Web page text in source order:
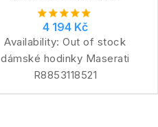
4 194 Kč
Availability:Out of stock
dámské hodinky Maserati
R8853118521